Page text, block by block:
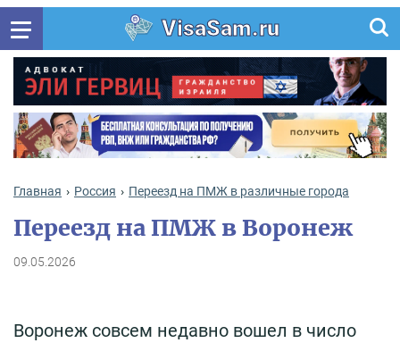
VisaSam.ru
Главная Россия Переезд на ПМЖ в различные города
Переезд на ПМЖ в Воронеж
09.05.2026
Воронеж совсем недавно вошел в число